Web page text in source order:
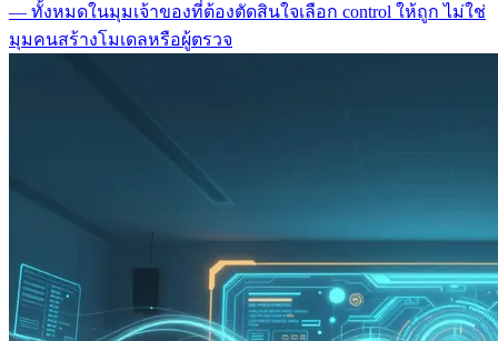
— ทั้งหมดในมุมเจ้าของที่ต้องตัดสินใจเลือก control ให้ถูก ไม่ใช่
มุมคนสร้างโมเดลหรือผู้ตรวจ